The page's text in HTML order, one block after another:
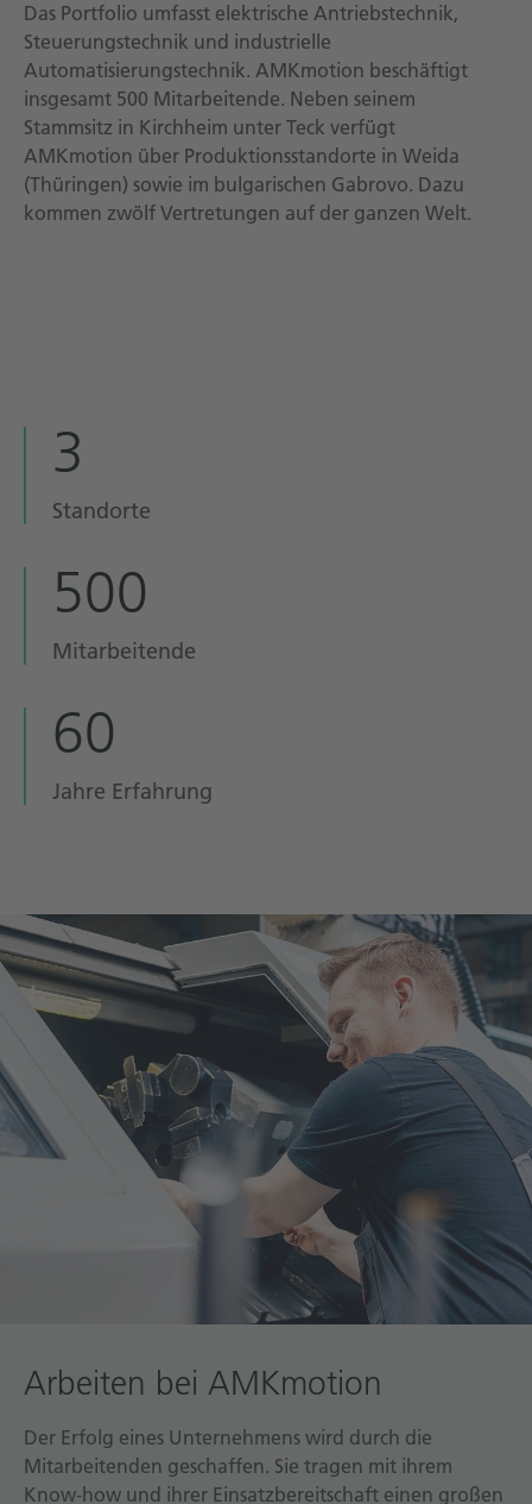
Das Portfolio umfasst elektrische Antriebstechnik,
Steuerungstechnik und industrielle
Automatisierungstechnik. AMKmotion beschäftigt
insgesamt 500 Mitarbeitende. Neben seinem
Stammsitz in Kirchheim unter Teck verfügt
AMKmotion über Produktionsstandorte in Weida
(Thüringen) sowie im bulgarischen Gabrovo. Dazu
kommen zwölf Vertretungen auf der ganzen Welt.
3
Standorte
500
Mitarbeitende
60
Jahre Erfahrung
Arbeiten bei AMKmotion
Der Erfolg eines Unternehmens wird durch die
Mitarbeitenden geschaffen. Sie tragen mit ihrem
Know-how und ihrer Einsatzbereitschaft einen großen